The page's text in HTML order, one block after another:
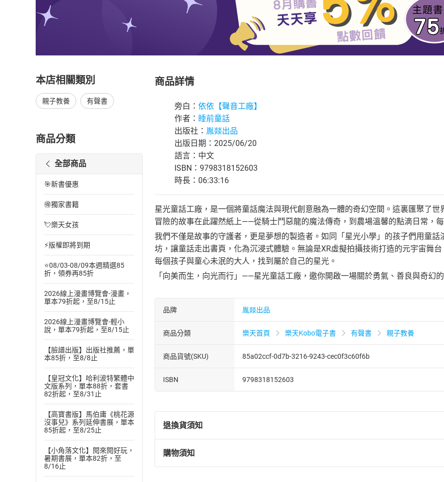
本店相關類別
親子教養 有聲書
商品分類
全部商品
🎯新書優惠
🉐獨家書籍
💘樂天女孩
⚡版權即將到期
⭐08/03-08/09本週精選85
折，領券再85折
2026線上漫畫博覽會-漫畫，
單本79折起，至8/15止
2026線上漫畫博覽會-輕小
說，單本79折起，至8/15止
【臉譜出版】出版社推薦，單
本85折，至8/8止
【皇冠文化】哈利波特繁體中
文版系列，單本88折，套書
82折起，至8/31止
【高寶書版】馬伯庸《桃花源
沒事兒》系列延伸書展，單本
85折起，至8/25止
【小角落文化】閱來閱好玩，
暑期書展，單本82折，至
8/16止
商品詳情
旁白： 依依【聲音工廠】
作者： 睡前童話
出版社： 胤燚出品
出版日期：2025/06/20
語言：中文
ISBN：9798318152603
時長：06:33:16
星光童話工廠，是一個將童話魔法與現代創意融為一體的奇幻空間。這裏匯聚了
冒險的故事在此躍然紙上——從騎士鬥惡龍的魔法傳奇，到農場溫馨的點滴日常，
我們不僅是故事的守護者，更是夢想的製造者。如同「星光小學」的孩子們用童
坊，讓童話走出書頁，化為沉浸式體驗。無論是XR虛擬拍攝技術打造的元宇宙舞
每個孩子與童心未泯的大人，找到屬於自己的星光。
「向美而生，向光而行」——星光童話工廠，邀你開啟一場關於勇氣、善良與奇幻
品牌 胤燚出品
商品分類 樂天首頁 樂天Kobo電子書 有聲書 親子教養
商品貨號(SKU) 85a02ccf-0d7b-3216-9243-cec0f3c60f6b
ISBN 9798318152603
退換貨須知
退換貨規定：
(一)依消費者保護法第19條第1項後段暨通訊交易解除權合理例外情事適用
購物須知